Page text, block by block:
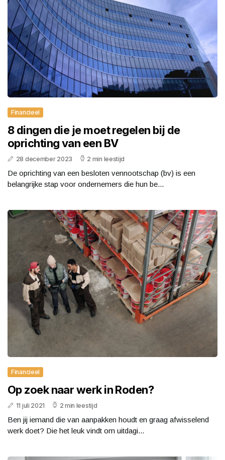
Financieel
8 dingen die je moet regelen bij de
oprichting van een BV
28 december 2023 2 min leestijd
De oprichting van een besloten vennootschap (bv) is een
belangrijke stap voor ondernemers die hun be...
Financieel
Op zoek naar werk in Roden?
11 juli 2021 2 min leestijd
Ben jij iemand die van aanpakken houdt en graag afwisselend
werk doet? Die het leuk vindt om uitdagi...